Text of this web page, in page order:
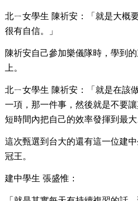
北ㄧ女學生 陳祈安：「就是大概
很有自信。」
陳祈安自己參加樂儀隊時，學到
上。
北ㄧ女學生 陳祈安：「就是在該
一項，那一件事，然後就是不要
短時間內把自己的效率發揮到最大
這次甄選到台大的還有這一位建
冠王。
建中學生 張盛惟：